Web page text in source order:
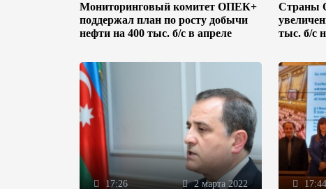
Мониторинговый комитет ОПЕК+
поддержал план по росту добычи
нефти на 400 тыс. б/с в апреле
Страны
тыс. б/с
17:26 2 марта 2022 17:44